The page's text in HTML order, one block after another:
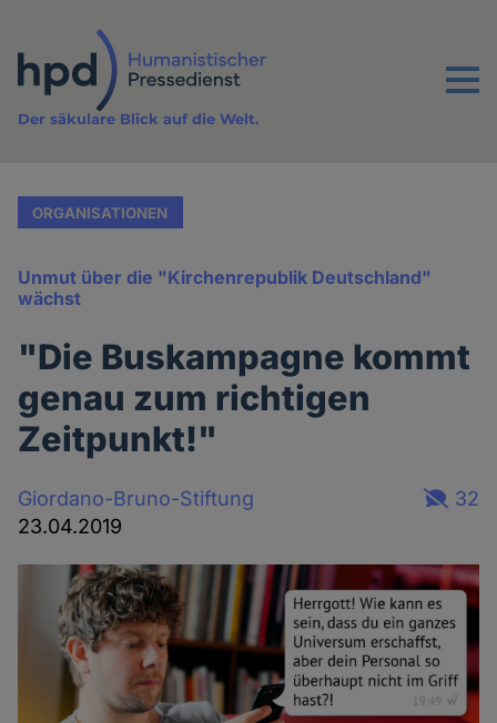
Inhalt
Menu
Der säkulare Blick auf die Welt.
ORGANISATIONEN
Unmut über die "Kirchenrepublik Deutschland"
wächst
"Die Buskampagne kommt
genau zum richtigen
Zeitpunkt!"
Giordano-Bruno-Stiftung
23.04.2019
32